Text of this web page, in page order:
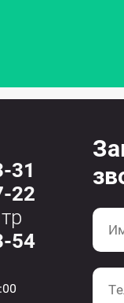
31
22
54